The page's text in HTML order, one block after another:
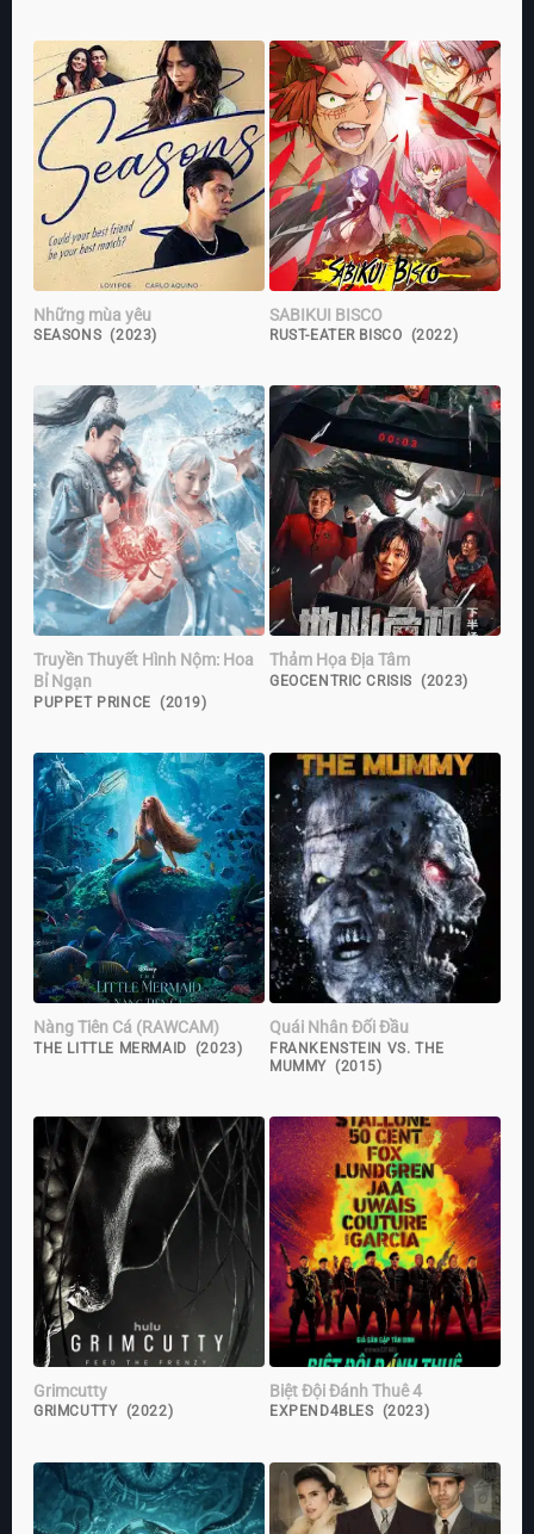
Những mùa yêu
SEASONS (2023)
SABIKUI BISCO
RUST-EATER BISCO (2022)
Truyền Thuyết Hình Nộm: Hoa
Bỉ Ngạn
PUPPET PRINCE (2019)
Thảm Họa Địa Tâm
GEOCENTRIC CRISIS (2023)
Nàng Tiên Cá (RAWCAM)
THE LITTLE MERMAID (2023)
Quái Nhân Đối Đầu
FRANKENSTEIN VS. THE
MUMMY (2015)
Grimcutty
GRIMCUTTY (2022)
Biệt Đội Đánh Thuê 4
EXPEND4BLES (2023)